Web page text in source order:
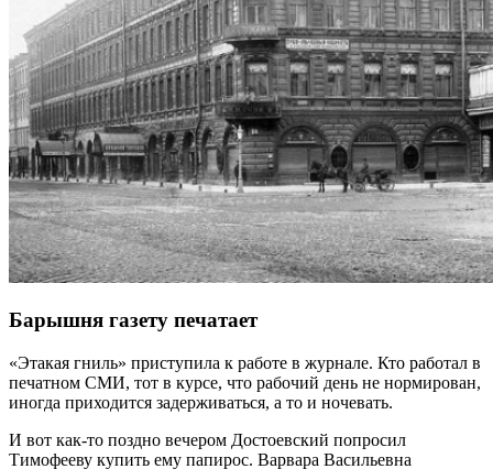
Барышня газету печатает
«Этакая гниль» приступила к работе в журнале. Кто работал в
печатном СМИ, тот в курсе, что рабочий день не нормирован,
иногда приходится задерживаться, а то и ночевать.
И вот как-то поздно вечером Достоевский попросил
Тимофееву купить ему папирос. Варвара Васильевна